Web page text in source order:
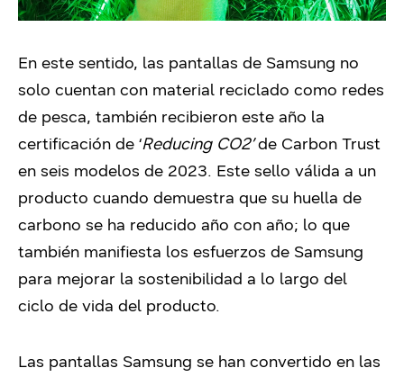
En este sentido, las pantallas de Samsung no
solo cuentan con material reciclado como redes
de pesca, también recibieron este año la
certificación de ‘Reducing CO2’de Carbon Trust
en seis modelos de 2023. Este sello válida a un
producto cuando demuestra que su huella de
carbono se ha reducido año con año; lo que
también manifiesta los esfuerzos de Samsung
para mejorar la sostenibilidad a lo largo del
ciclo de vida del producto.
Las pantallas Samsung se han convertido en las